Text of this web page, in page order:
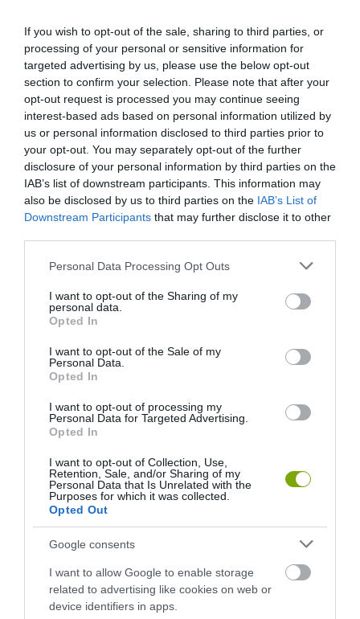
If you wish to opt-out of the sale, sharing to third parties, or
processing of your personal or sensitive information for
targeted advertising by us, please use the below opt-out
section to confirm your selection. Please note that after your
opt-out request is processed you may continue seeing
interest-based ads based on personal information utilized by
us or personal information disclosed to third parties prior to
your opt-out. You may separately opt-out of the further
disclosure of your personal information by third parties on the
IAB’s list of downstream participants. This information may
also be disclosed by us to third parties on the IAB’s List of
Downstream Participants that may further disclose it to other
Please note that this website/app uses one or more Google
not limited to your visit or usage behaviour. You may click to
grant or deny consent to Google and its third-party tags to
use your data for below specified purposes in below Google
consent section.
Personal Data Processing Opt Outs
I want to opt-out of the Sharing of my
personal data.
Opted In
I want to opt-out of the Sale of my
Personal Data.
Opted In
I want to opt-out of processing my
Personal Data for Targeted Advertising.
Opted In
I want to opt-out of Collection, Use,
Retention, Sale, and/or Sharing of my
Personal Data that Is Unrelated with the
Purposes for which it was collected.
Opted Out
Google consents
I want to allow Google to enable storage
related to advertising like cookies on web or
device identifiers in apps.
LAZULÁS NÉGY KERÉKEN – VENDÉGSZOBA A KERTBEN
KÖVETKEZŐ CIKK